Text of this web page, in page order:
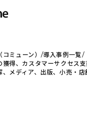
について
ミューン）
導入事例一覧
獲得、カスタマーサクセス支
、メディア、出版、小売・